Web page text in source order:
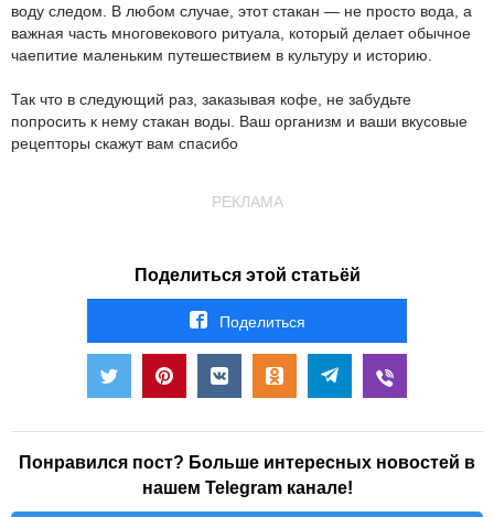
воду следом. В любом случае, этот стакан — не просто вода, а
важная часть многовекового ритуала, который делает обычное
чаепитие маленьким путешествием в культуру и историю.
Так что в следующий раз, заказывая кофе, не забудьте
попросить к нему стакан воды. Ваш организм и ваши вкусовые
рецепторы скажут вам спасибо
РЕКЛАМА
Поделиться этой статьёй
Поделиться
Понравился пост? Больше интересных новостей в
нашем Telegram канале!